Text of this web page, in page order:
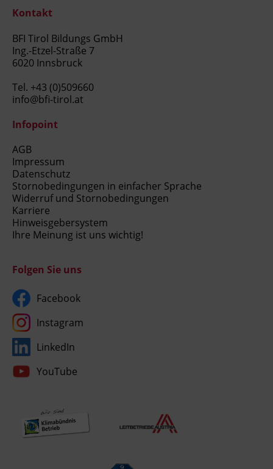
Kontakt
BFI Tirol Bildungs GmbH
Ing.-Etzel-Straße 7
6020 Innsbruck
Tel. +43 (0)509660
info@bfi-tirol.at
Infopoint
AGB
Impressum
Datenschutz
Stornobedingungen in einfacher Sprache
Widerruf und Stornobedingungen
Karriere
Hinweisgebersystem
Ihre Meinung ist uns wichtig!
Folgen Sie uns
Facebook
Instagram
LinkedIn
YouTube